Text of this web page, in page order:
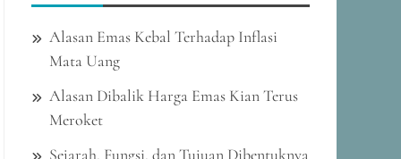
Alasan Emas Kebal Terhadap Inflasi
Mata Uang
Alasan Dibalik Harga Emas Kian Terus
Meroket
Sejarah, Fungsi, dan Tujuan Dibentuknya